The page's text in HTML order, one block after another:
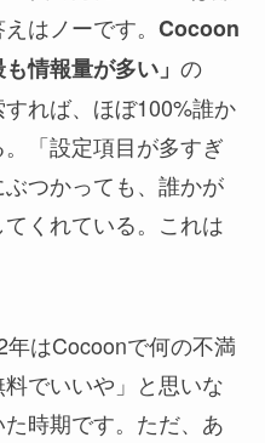
はノーです。 Cocoon
情報量が多い」 の
れば、ほぼ100%誰か
「設定項目が多すぎ
つかっても、誰かが
くれている。これは
はCocoonで何の不満
でいいや」と思いな
時期です。ただ、あ